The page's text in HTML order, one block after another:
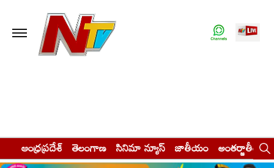
ఆంధ్రప్రదేశ్ తెలంగాణ సినిమా న్యూస్ జాతీయం అంతర్జాతీయం